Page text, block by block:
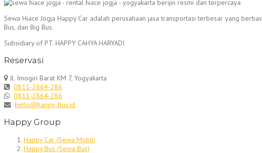
Sewa Hiace Jogja Happy Car adalah perusahaan jasa transportasi terbesar yang
Bus, dan Big Bus.
Subsidiary of PT. HAPPY CAHYA HARYADI
Reservasi
Jl. Imogiri Barat KM 7, Yogyakarta
0811-2864-286
0811-2864-286
hello@happy-bus.id
Happy Group
Happy Car (Sewa Mobil)
Happy Bus (Sewa Bus)